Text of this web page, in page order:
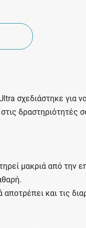
σχεδιάστηκε για
δραστηριότητές
μακριά από την
και τις